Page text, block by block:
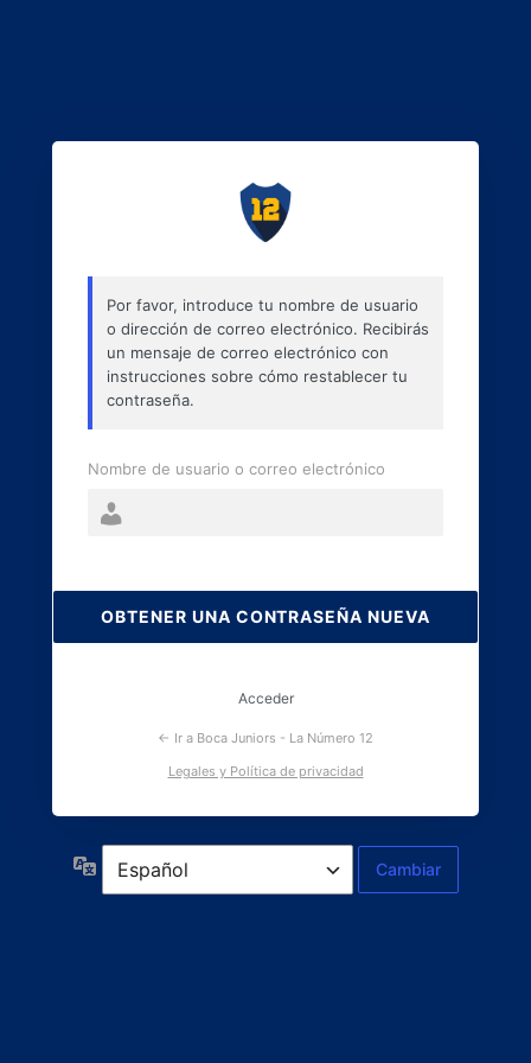
perdida
Por favor, introduce tu nombre de usuario
o dirección de correo electrónico. Recibirás
un mensaje de correo electrónico con
instrucciones sobre cómo restablecer tu
contraseña.
Nombre de usuario o correo electrónico
Acceder
← Ir a Boca Juniors - La Número 12
Legales y Política de privacidad
Idioma